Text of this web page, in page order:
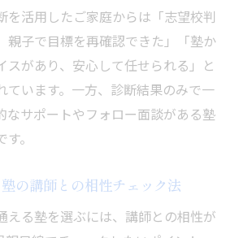
を活用したご家庭からは「志望校判
親子で目標を再確認できた」「塾か
スがあり、安心して任せられる」と
ています。一方、診断結果のみで一
なサポートやフォロー面談がある塾
。
の講師との相性チェック法
える塾を選ぶには、講師との相性が